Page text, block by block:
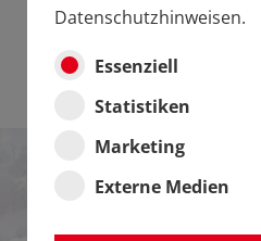
Datenschutzhinweisen.
Essenziell
Statistiken
Marketing
Externe Medien